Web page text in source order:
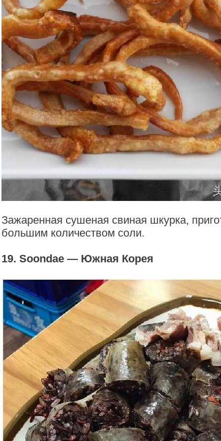
Зажаренная сушеная свиная шкурка,
большим количеством соли.
19. Soondae — Южная Корея